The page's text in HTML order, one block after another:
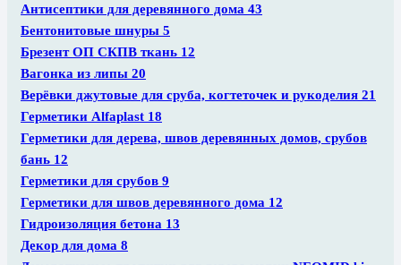
Антисептики для деревянного дома 43
Бентонитовые шнуры 5
Брезент ОП СКПВ ткань 12
Вагонка из липы 20
Верёвки джутовые для сруба, когтеточек и рукоделия 21
Герметики Alfaplast 18
Герметики для дерева, швов деревянных домов, срубов
бань 12
Герметики для срубов 9
Герметики для швов деревянного дома 12
Гидроизоляция бетона 13
Декор для дома 8